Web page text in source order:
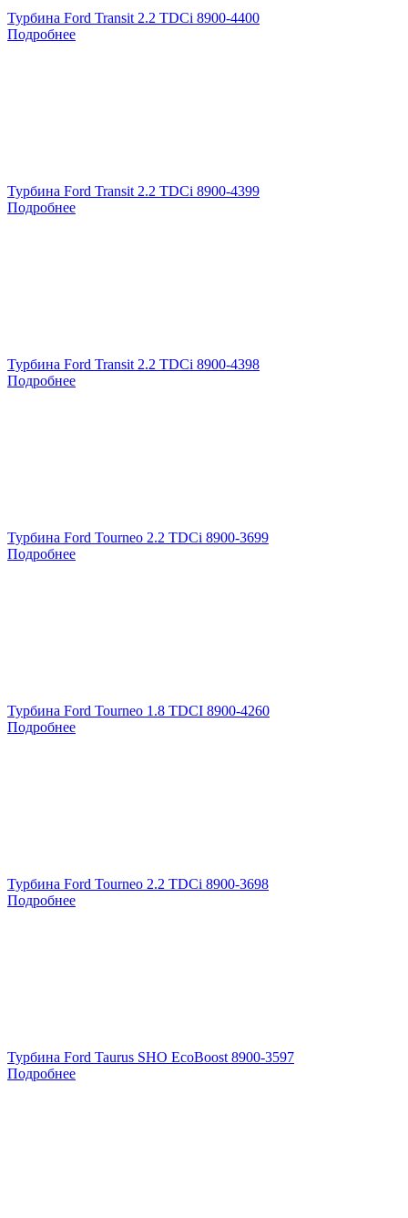
Турбина Ford Transit 2.2 TDCi 8900-4400
Подробнее
Турбина Ford Transit 2.2 TDCi 8900-4399
Подробнее
Турбина Ford Transit 2.2 TDCi 8900-4398
Подробнее
Турбина Ford Tourneo 2.2 TDCi 8900-3699
Подробнее
Турбина Ford Tourneo 1.8 TDCI 8900-4260
Подробнее
Турбина Ford Tourneo 2.2 TDCi 8900-3698
Подробнее
Турбина Ford Taurus SHO EcoBoost 8900-3597
Подробнее